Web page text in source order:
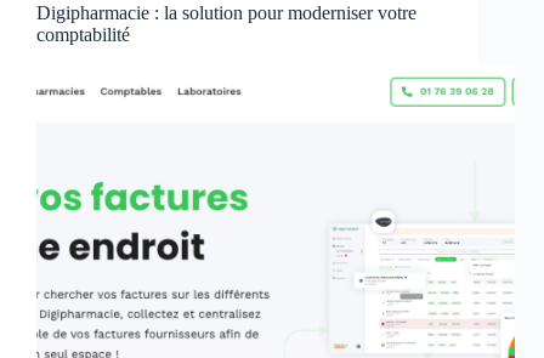
Digipharmacie : la solution pour moderniser votre
comptabilité